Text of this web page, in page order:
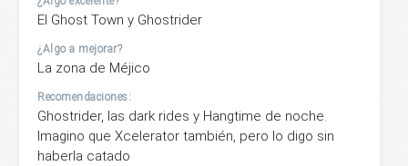
El Ghost Town y Ghostrider
¿Algo a mejorar?
La zona de Méjico
Recomendaciones:
Ghostrider, las dark rides y Hangtime de noche.
Imagino que Xcelerator también, pero lo digo sin
haberla catado